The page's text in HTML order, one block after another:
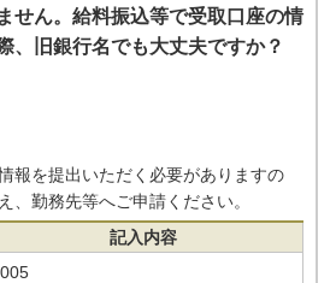
せん。給料振込等で受取口座の情
、旧銀行名でも大丈夫ですか？
報を提出いただく必要がありますの
、勤務先等へご申請ください。
記入内容